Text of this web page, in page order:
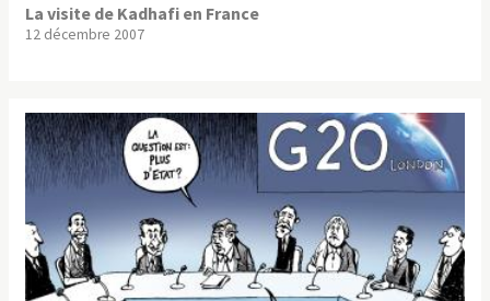
La visite de Kadhafi en France
12 décembre 2007